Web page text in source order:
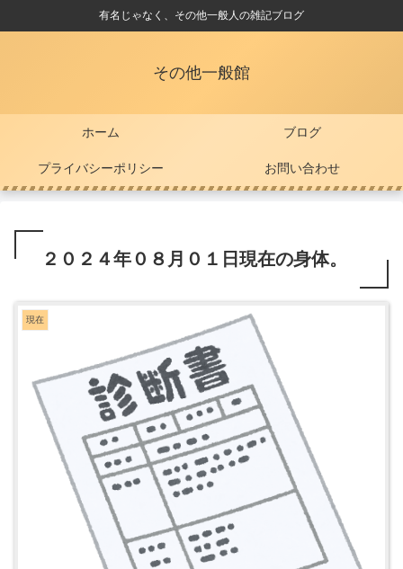
有名じゃなく、その他一般人の雑記ブログ
その他一般館
ホーム ブログ
プライバシーポリシー お問い合わせ
２０２４年０８月０１日現在の身体。
現在